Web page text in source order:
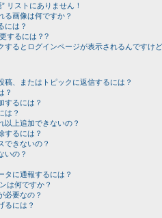
リストにありません！
る画像は何ですか？
には？
するには？?
するとログインページが表示されるんですけど
稿、またはトピックに返信するには？
？
するには？
は？
以上追加できないの？
するには？
できないの？
いの？
タに通報するには？
は何ですか？
必要なの？
るには？